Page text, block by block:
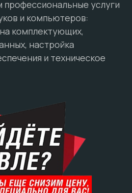
услуги
и компьютеров:
комплектующих,
настройка
и техническое